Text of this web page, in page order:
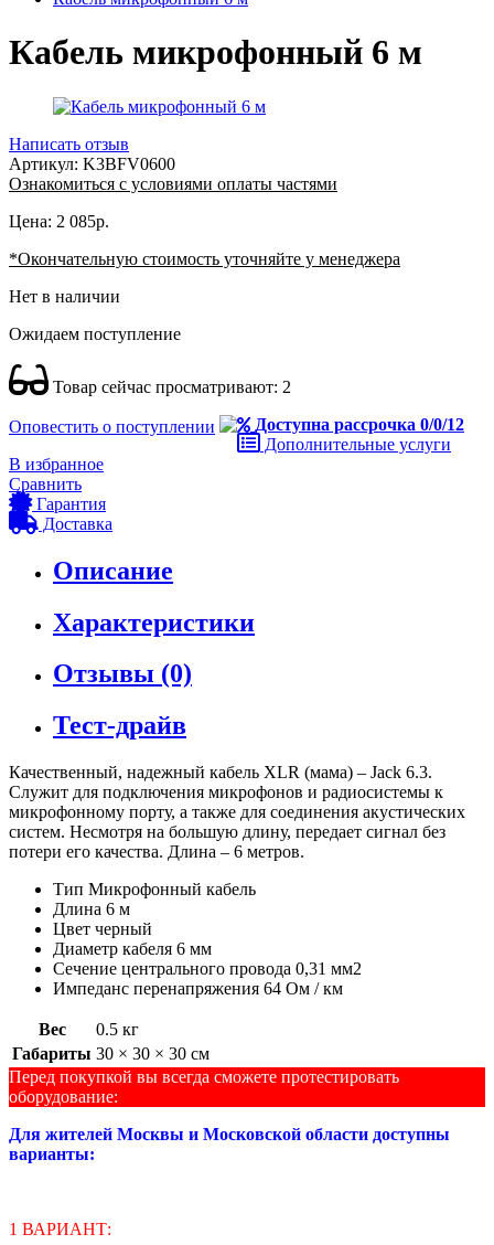
Кабель микрофонный 6 м
Написать отзыв
Артикул: K3BFV0600
Ознакомиться с условиями оплаты частями
Цена: 2 085р.
*Окончательную стоимость уточняйте у менеджера
Нет в наличии
Ожидаем поступление
Товар сейчас просматривают: 2
Оповестить о поступлении
Доступна рассрочка 0/0/12
Дополнительные услуги
В избранное
Сравнить
Гарантия
Доставка
Описание
Характеристики
Отзывы (0)
Тест-драйв
Качественный, надежный кабель XLR (мама) – Jack 6.3.
Служит для подключения микрофонов и радиосистемы к
микрофонному порту, а также для соединения акустических
систем. Несмотря на большую длину, передает сигнал без
потери его качества. Длина – 6 метров.
Тип Микрофонный кабель
Длина 6 м
Цвет черный
Диаметр кабеля 6 мм
Сечение центрального провода 0,31 мм2
Импеданс перенапряжения 64 Ом / км
Вес
0.5 кг
Габариты 30 × 30 × 30 см
Перед покупкой вы всегда сможете протестировать
оборудование:
Для жителей Москвы и Московской области доступны
варианты:
1 ВАРИАНТ: